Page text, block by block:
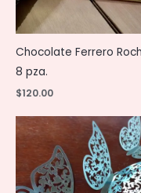
Chocolate Ferrero
8 pza.
$120.00